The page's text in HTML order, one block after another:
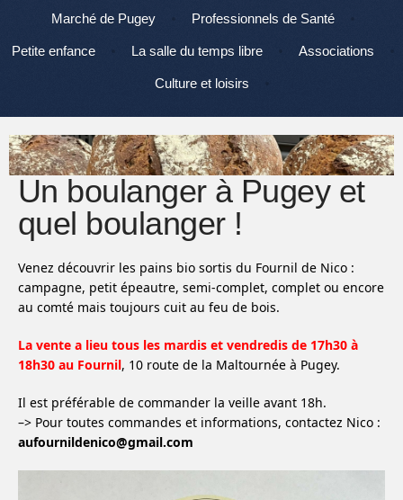
Marché de Pugey Professionnels de Santé
Petite enfance La salle du temps libre Associations
Culture et loisirs
Un boulanger à Pugey et
quel boulanger !
Venez découvrir les pains bio sortis du Fournil de Nico :
campagne, petit épeautre, semi-complet, complet ou encore
au comté mais toujours cuit au feu de bois.
La vente a lieu tous les mardis et vendredis de 17h30 à
18h30 au Fournil, 10 route de la Maltournée à Pugey.
Il est préférable de commander la veille avant 18h.
–> Pour toutes commandes et informations, contactez Nico :
aufournildenico@gmail.com